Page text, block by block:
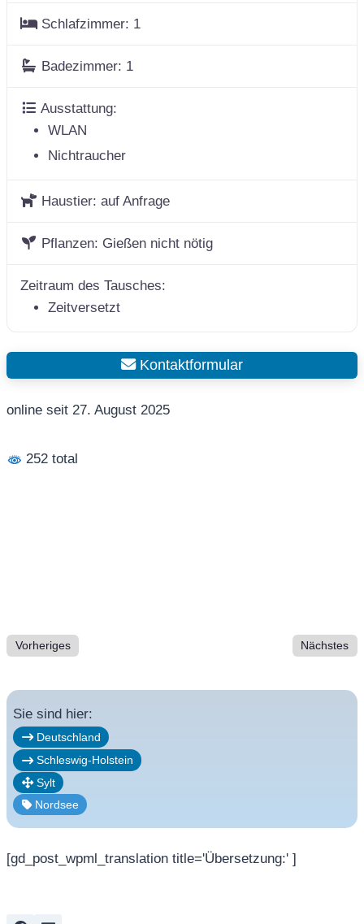
Schlafzimmer: 1
Badezimmer: 1
Ausstattung:
WLAN
Nichtraucher
Haustier:auf Anfrage
Pflanzen: Gießen nicht nötig
Zeitraum des Tausches:
Zeitversetzt
Kontaktformular
online seit 27. August 2025
252 total
Vorheriges Nächstes
Sie sind hier:
Deutschland
Schleswig-Holstein
Sylt
Nordsee
[gd_post_wpml_translation title='Übersetzung:' ]